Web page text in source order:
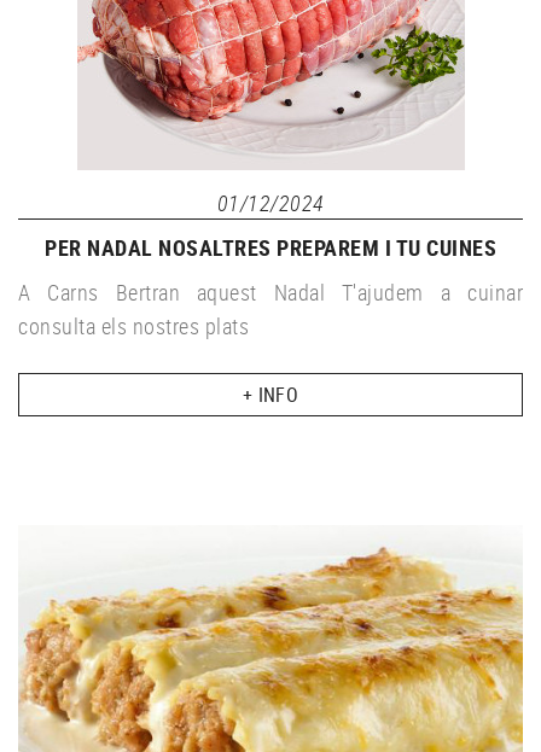
01/12/2024
PER NADAL NOSALTRES PREPAREM I TU CUINES
A Carns Bertran aquest Nadal T'ajudem a cuinar
consulta els nostres plats
+ INFO